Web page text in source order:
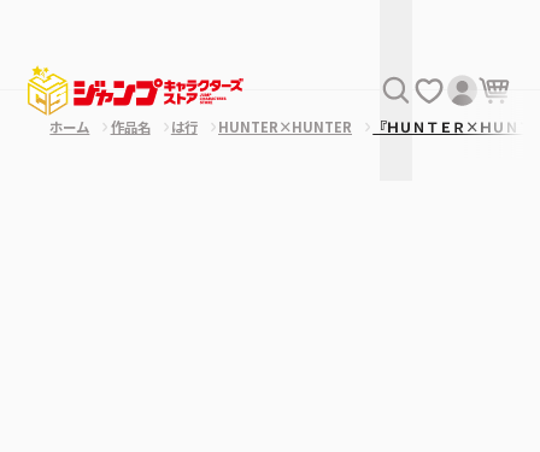
ホーム 作品名 は行 HUNTER×HUNTER 『ＨＵＮＴＥＲ×ＨＵＮ